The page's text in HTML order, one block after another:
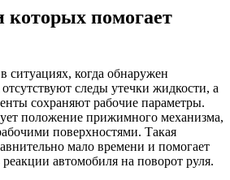
помогает
ситуациях, когда обнаружен
следы утечки жидкости, а
сохраняют рабочие параметры.
положение прижимного механизма,
поверхностями. Такая
мало времени и помогает
реакции автомобиля на поворот руля.